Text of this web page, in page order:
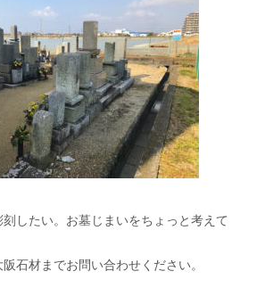
したい。お墓じまいをちょっと考えて
石材までお問い合わせください。